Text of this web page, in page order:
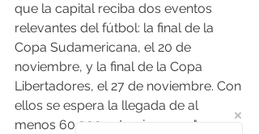
que la capital reciba dos eventos
relevantes del fútbol: la final de la
Copa Sudamericana, el 20 de
noviembre, y la final de la Copa
Libertadores, el 27 de noviembre. Con
ellos se espera la llegada de al
menos 60.000 extranjeros en "menos